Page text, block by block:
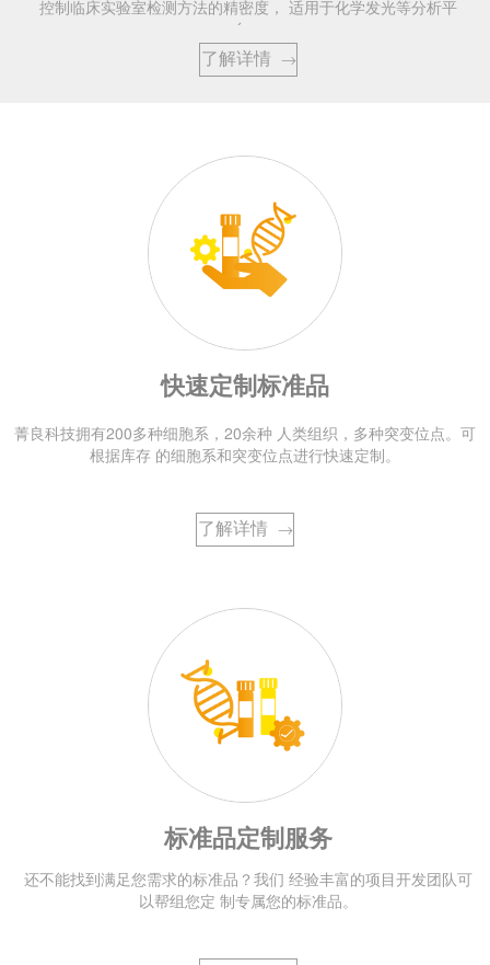
控制临床实验室检测方法的精密度， 适用于化学发光等分析平
了解详情 →
快速定制标准品
菁良科技拥有200多种细胞系，20余种 人类组织，多种突变位点。可
根据库存 的细胞系和突变位点进行快速定制。
了解详情 →
标准品定制服务
还不能找到满足您需求的标准品？我们 经验丰富的项目开发团队可
以帮组您定 制专属您的标准品。